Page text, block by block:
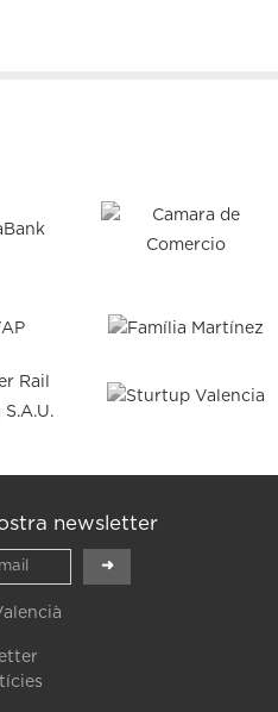
newsletter